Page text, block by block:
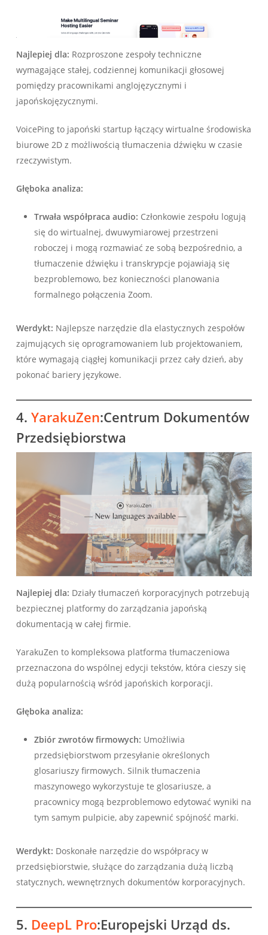
Najlepiej dla: Rozproszone zespoły techniczne
wymagające stałej, codziennej komunikacji głosowej
pomiędzy pracownikami anglojęzycznymi i
japońskojęzycznymi.
VoicePing to japoński startup łączący wirtualne środowiska
biurowe 2D z możliwością tłumaczenia dźwięku w czasie
rzeczywistym.
Głęboka analiza:
Trwała współpraca audio: Członkowie zespołu logują
się do wirtualnej, dwuwymiarowej przestrzeni
roboczej i mogą rozmawiać ze sobą bezpośrednio, a
tłumaczenie dźwięku i transkrypcje pojawiają się
bezproblemowo, bez konieczności planowania
formalnego połączenia Zoom.
Werdykt: Najlepsze narzędzie dla elastycznych zespołów
zajmujących się oprogramowaniem lub projektowaniem,
które wymagają ciągłej komunikacji przez cały dzień, aby
pokonać bariery językowe.
4. YarakuZen:Centrum Dokumentów
Przedsiębiorstwa
Najlepiej dla: Działy tłumaczeń korporacyjnych potrzebują
bezpiecznej platformy do zarządzania japońską
dokumentacją w całej firmie.
YarakuZen to kompleksowa platforma tłumaczeniowa
przeznaczona do wspólnej edycji tekstów, która cieszy się
dużą popularnością wśród japońskich korporacji.
Głęboka analiza:
Zbiór zwrotów firmowych: Umożliwia
przedsiębiorstwom przesyłanie określonych
glosariuszy firmowych. Silnik tłumaczenia
maszynowego wykorzystuje te glosariusze, a
pracownicy mogą bezproblemowo edytować wyniki na
tym samym pulpicie, aby zapewnić spójność marki.
Werdykt: Doskonałe narzędzie do współpracy w
przedsiębiorstwie, służące do zarządzania dużą liczbą
statycznych, wewnętrznych dokumentów korporacyjnych.
5. DeepL Pro:Europejski Urząd ds.